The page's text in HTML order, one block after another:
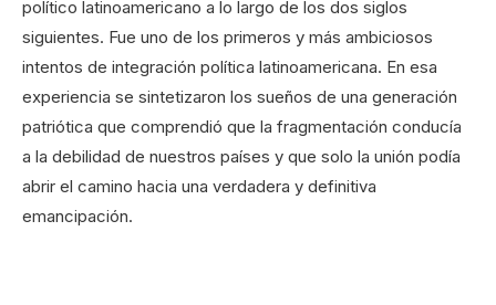
político latinoamericano a lo largo de los dos siglos
siguientes. Fue uno de los primeros y más ambiciosos
intentos de integración política latinoamericana. En esa
experiencia se sintetizaron los sueños de una generación
patriótica que comprendió que la fragmentación conducía
a la debilidad de nuestros países y que solo la unión podía
abrir el camino hacia una verdadera y definitiva
emancipación.